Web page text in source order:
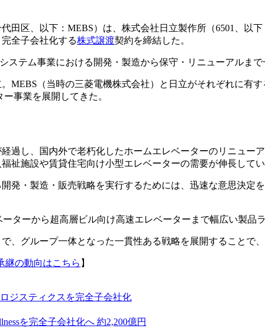
田区、以下：MEBS）は、株式会社日立製作所（6501、以
全子会社化する株式譲渡契約を締結した。
ステム事業における開発・製造から保守・リニューアルまで
MEBS（当時の三菱電機株式会社）と日立がそれぞれに有
事業を展開してきた。
過し、国内外で老朽化したホームエレベーターのリニュー
祉施設や賃貸住宅向け小型エレベーターの需要が伸長してい
発・製造・販売戦略を実行するためには、迅速な意思決定
ターから超高層ビル向け高速エレベーターまで幅広い製品
、グループ一体となった一貫性ある戦略を展開することで
継の動向はこちら 】
ジスティクスを完全子会社化
を完全子会社化へ 約2,200億円